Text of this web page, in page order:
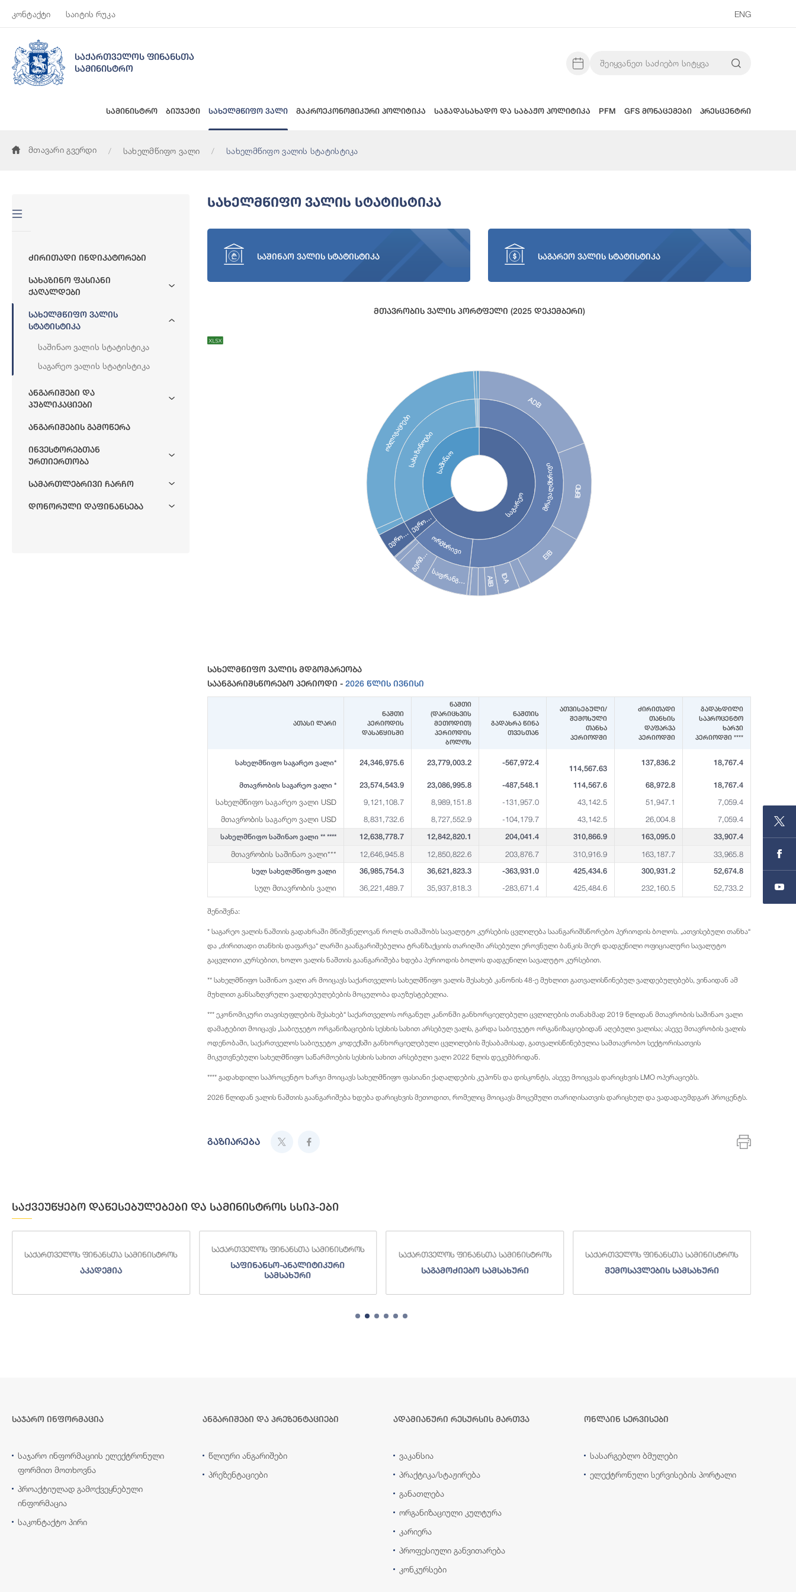
კონტაქტი საიტის რუკა ENG
საქართველოს ფინანსთა
სამინისტრო
სამინისტრო ბიუჯეტი სახელმწიფო ვალი მაკროეკონომიკური პოლიტიკა საგადასახადო და საბაჟო პოლიტიკა PFM GFS მონაცემები პრესცენტრი
მთავარი გვერდი სახელმწიფო ვალი სახელმწიფო ვალის სტატისტიკა
Ძირითადი Ინდიკატორები
Სახაზინო Ფასიანი
Ქაღალდები
Სახელმწიფო Ვალის
Სტატისტიკა
Საშინაო Ვალის Სტატისტიკა
Საგარეო Ვალის Სტატისტიკა
Ანგარიშები Და
Პუბლიკაციები
Ანგარიშების Გამოწერა
Ინვესტორებთან
Ურთიერთობა
Სამართლებრივი Ჩარჩო
Დონორული Დაფინანსება
Სახელმწიფო Ვალის Სტატისტიკა
საშინაო ვალის სტატისტიკა საგარეო ვალის სტატისტიკა
Მთავრობის Ვალის Პორტფელი (2025 Დეკემბერი)
საგარეო მრავალმხრივი
ორმხრივი
ევრო…
ADB
IBRD
EIB
IDA
AIIB
საფრანგ…
გერმ…
ევრო…
საშინაო
სახაზინოები
ობლიგაციები
Სახელმწიფო Ვალის Მდგომარეობა
Საანგარიშსწორებო Პერიოდი - 2026 Წლის Ივნისი
ათასი ლარი
ნაშთი
პერიოდის
დასაწყისში
ნაშთი
(დარიცხვის
მეთოდით)
პერიოდის
ბოლოს
ნაშთის
გადახრა წინა
თვესთან
ათვისებული/
შემოსული
თანხა
პერიოდში
ძირითადი
თანხის
დაფარვა
პერიოდში
გადახდილი
საპროცენტო
ხარჯი
პერიოდში ****
სახელმწიფო საგარეო ვალი* 24,346,975.6 23,779,003.2 -567,972.4
114,567.63
137,836.2 18,767.4
მთავრობის საგარეო ვალი * 23,574,543.9 23,086,995.8 -487,548.1 114,567.6 68,972.8 18,767.4
სახელმწიფო საგარეო ვალი USD 9,121,108.7 8,989,151.8 -131,957.0 43,142.5 51,947.1
7,059.4
მთავრობის საგარეო ვალი USD
8,831,732.6 8,727,552.9 -104,179.7 43,142.5 26,004.8 7,059.4
სახელმწიფო საშინაო ვალი ** **** 12,638,778.7 12,842,820.1 204,041.4 310,866.9 163,095.0 33,907.4
მთავრობის საშინაო ვალი*** 12,646,945.8 12,850,822.6 203,876.7 310,916.9 163,187.7 33,965.8
სულ სახელმწიფო ვალი 36,985,754.3 36,621,823.3 -363,931.0 425,434.6 300,931.2 52,674.8
სულ მთავრობის ვალი 36,221,489.7 35,937,818.3 -283,671.4 425,484.6 232,160.5 52,733.2
შენიშვნა:
* საგარეო ვალის ნაშთის გადახრაში მნიშვნელოვან როლს თამაშობს სავალუტო კურსების ცვლილება საანგარიშსწორებო პერიოდის ბოლოს. „ათვისებული თანხა“
და „ძირითადი თანხის დაფარვა“ ლარში გაანგარიშებულია ტრანზაქციის თარიღში არსებული ეროვნული ბანკის მიერ დადგენილი ოფიციალური სავალუტო
გაცვლითი კურსებით, ხოლო ვალის ნაშთის გაანგარიშება ხდება პერიოდის ბოლოს დადგენილი სავალუტო კურსებით.
** სახელმწიფო საშინაო ვალი არ მოიცავს საქართველოს სახელმწიფო ვალის შესახებ კანონის 48-ე მუხლით გათვალისწინებულ ვალდებულებებს, ვინაიდან ამ
მუხლით განსაზღვრული ვალდებულებების მოცულობა დაუზუსტებელია.
*** ეკონომიკური თავისუფლების შესახებ“ საქართველოს ორგანულ კანონში განხორციელებული ცვლილების თანახმად 2019 წლიდან მთავრობის საშინაო ვალი
დამატებით მოიცავს „საბიუჯეტო ორგანიზაციების სესხის სახით არსებულ ვალს, გარდა საბიუჯეტო ორგანიზაციებიდან აღებული ვალისა; ასევე მთავრობის ვალის
ოდენობაში, საქართველოს საბიუჯეტო კოდექსში განხორციელებული ცვლილების შესაბამისად, გათვალისწინებულია სამთავრობო სექტორისათვის
მიკუთვნებული სახელმწიფო საწარმოების სესხის სახით არსებული ვალი 2022 წლის დეკემბრიდან.
**** გადახდილი საპროცენტო ხარჯი მოიცავს სახელმწიფო ფასიანი ქაღალდების კუპონს და დისკონტს, ასევე მოიცვას დარიცხვის LMO ოპერაციებს.
2026 წლიდან ვალის ნაშთის გაანგარიშება ხდება დარიცხვის მეთოდით, რომელიც მოიცავს მოცემული თარიღისათვის დარიცხულ და ვადადაუმდგარ პროცენტს.
გაზიარება
საქვეუწყებო დაწესებულებები და სამინისტროს სსიპ-ები
ფინანსთა სამინისტროს
საქართველოს ფინანსთა სამინისტროს
საფინანსო-ანალიტიკური
საქართველოს ფინანსთა სამინისტროს
საგამოძიებო სამსახური
საქართველოს ფინანსთა სამინისტროს
შემოსავლების სამსახური
საქართველოს ფინანსთა
საჯარო ინფორმაცია
საჯარო ინფორმაციის ელექტრონული
ფორმით მოთხოვნა
პროაქტიულად გამოქვეყნებული
ინფორმაცია
საკონტაქტო პირი
ანგარიშები და პრეზენტაციები
წლიური ანგარიშები
პრეზენტაციები
ადამიანური რესურსის მართვა
ვაკანსია
პრაქტიკა/სტაჟირება
განათლება
ორგანიზაციული კულტურა
კარიერა
პროფესიული განვითარება
კონკურსები
ონლაინ სერვისები
სასარგებლო ბმულები
ელექტრონული სერვისების პორტალი